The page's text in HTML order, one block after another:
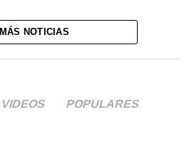
MÁS NOTICIAS
VIDEOS POPULARES